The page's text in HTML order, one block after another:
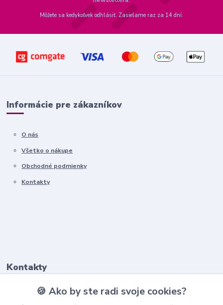
Môžete sa kedykoľvek odhlásiť. Zasielame raz za 14 dní.
Informácie pre zákazníkov
O nás
Všetko o nákupe
Obchodné podmienky
Kontakty
Kontakty
+421911 569 017🍪 Ako by ste radi svoje cookies?